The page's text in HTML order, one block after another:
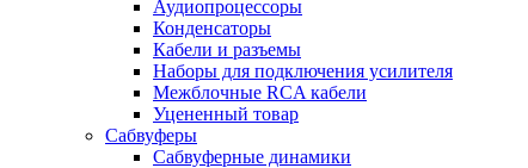
Аудиопроцессоры
Конденсаторы
Кабели и разъемы
Наборы для подключения усилителя
Межблочные RCA кабели
Уцененный товар
Сабвуферы
Сабвуферные динамики